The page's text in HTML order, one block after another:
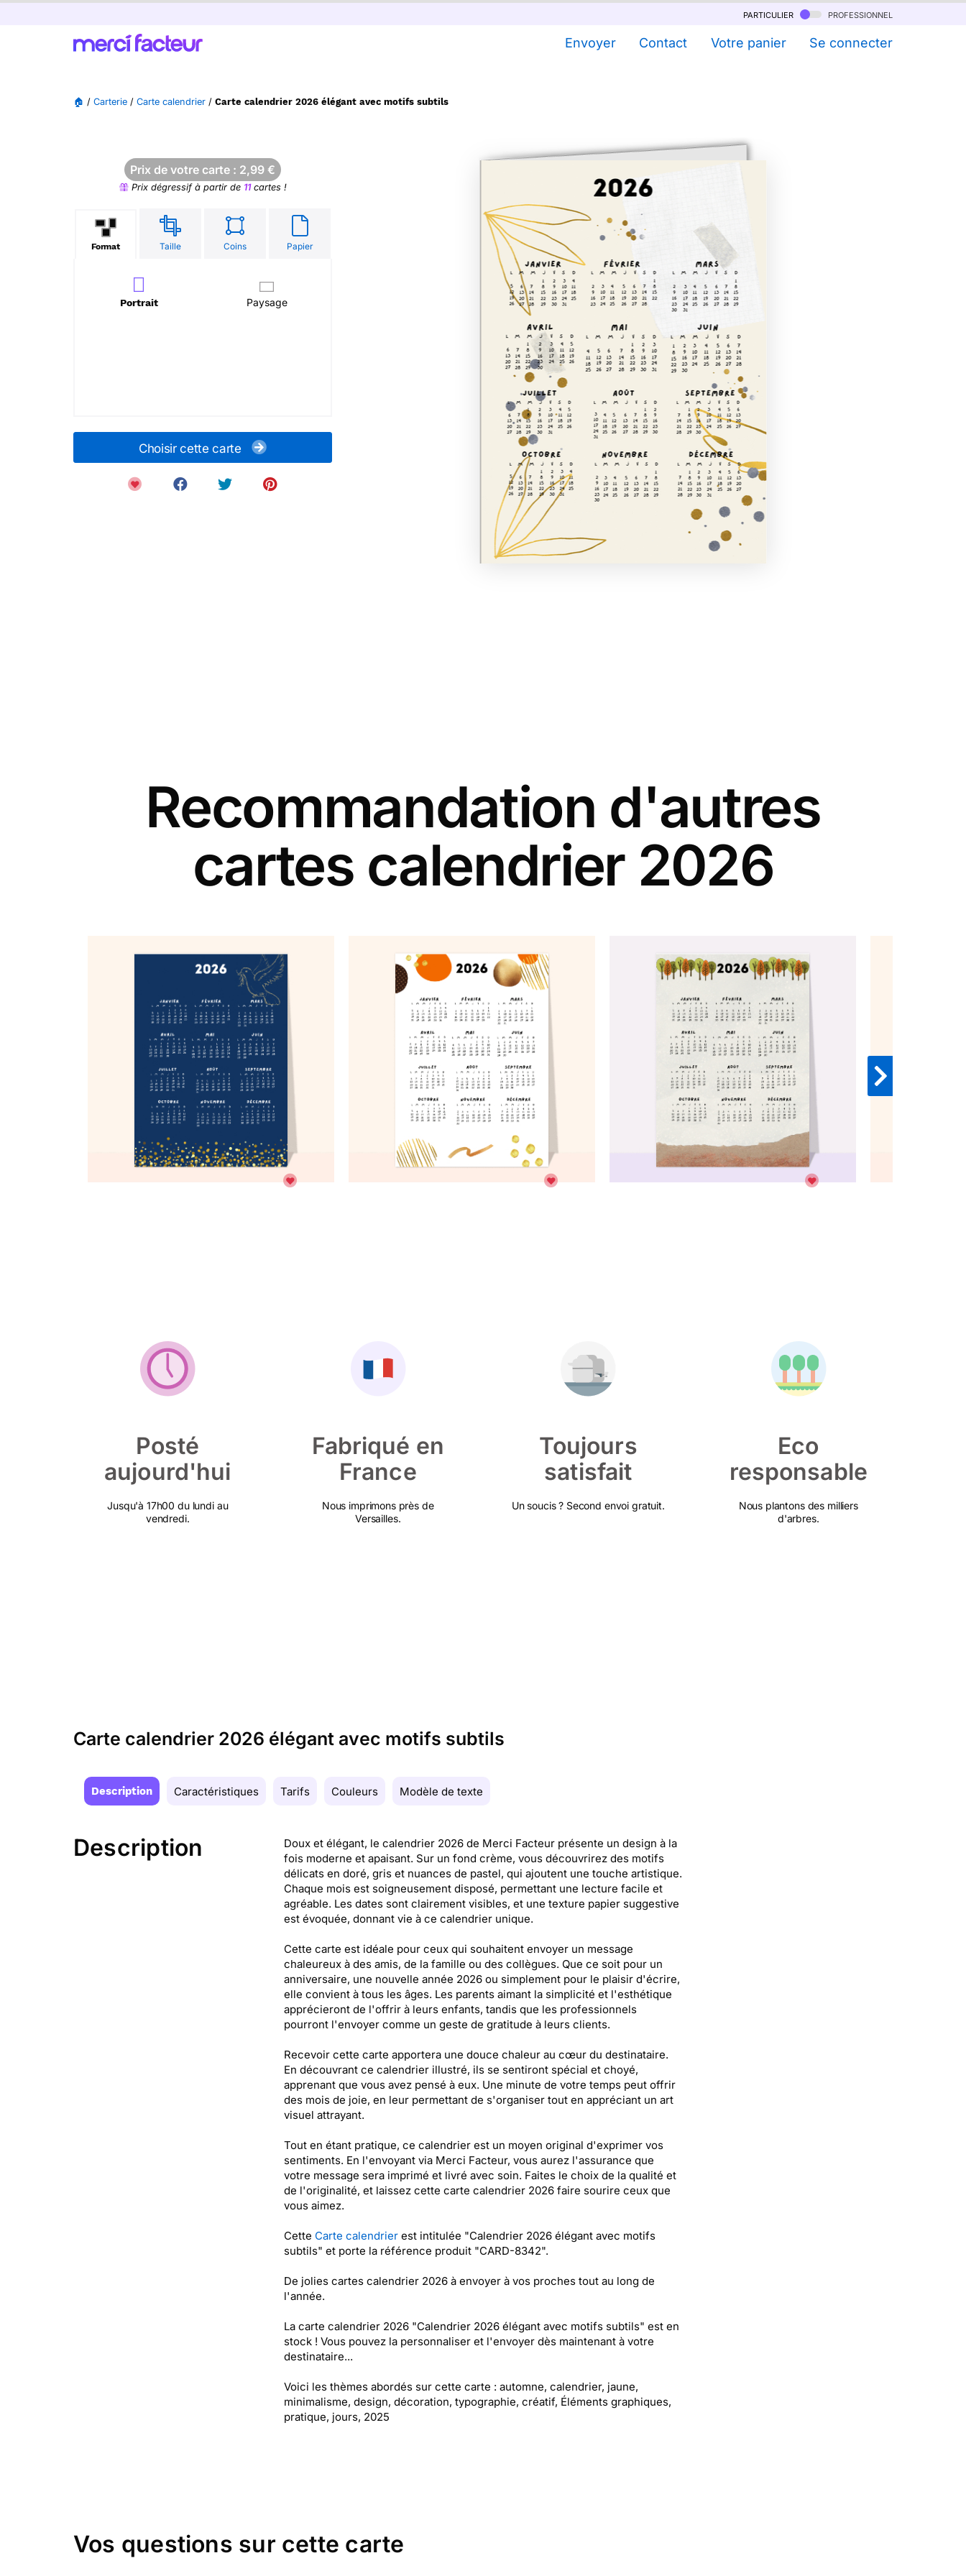
particulier professionnel
Envoyer Contact Votre panier Se connecter
🏠 / Carterie / Carte calendrier / Carte calendrier 2026 élégant avec motifs subtils
Prix de votre carte : 2,99 €
Prix dégressif à partir de 11cartes !
Format Taille Coins Papier
Portrait Paysage
Choisir cette carte
Recommandation d'autres
cartes calendrier 2026
Posté
aujourd'hui
Jusqu'à 17h00 du lundi au
vendredi.
Fabriqué en
France
Nous imprimons près de
Versailles.
Toujours
satisfait
Un soucis ? Second envoi gratuit.
Eco
responsable
Nous plantons des milliers
d'arbres.
Carte calendrier 2026 élégant avec motifs subtils
Description Caractéristiques Tarifs Couleurs Modèle de texte
Description
Doux et élégant, le calendrier 2026 de Merci Facteur présente un design à la
fois moderne et apaisant. Sur un fond crème, vous découvrirez des motifs
délicats en doré, gris et nuances de pastel, qui ajoutent une touche artistique.
Chaque mois est soigneusement disposé, permettant une lecture facile et
agréable. Les dates sont clairement visibles, et une texture papier suggestive
est évoquée, donnant vie à ce calendrier unique.
Cette carte est idéale pour ceux qui souhaitent envoyer un message
chaleureux à des amis, de la famille ou des collègues. Que ce soit pour un
anniversaire, une nouvelle année 2026 ou simplement pour le plaisir d'écrire,
elle convient à tous les âges. Les parents aimant la simplicité et l'esthétique
apprécieront de l'offrir à leurs enfants, tandis que les professionnels
pourront l'envoyer comme un geste de gratitude à leurs clients.
Recevoir cette carte apportera une douce chaleur au cœur du destinataire.
En découvrant ce calendrier illustré, ils se sentiront spécial et choyé,
apprenant que vous avez pensé à eux. Une minute de votre temps peut offrir
des mois de joie, en leur permettant de s'organiser tout en appréciant un art
visuel attrayant.
Tout en étant pratique, ce calendrier est un moyen original d'exprimer vos
sentiments. En l'envoyant via Merci Facteur, vous aurez l'assurance que
votre message sera imprimé et livré avec soin. Faites le choix de la qualité et
de l'originalité, et laissez cette carte calendrier 2026 faire sourire ceux que
vous aimez.
Cette Carte calendrierest intitulée "Calendrier 2026 élégant avec motifs
subtils" et porte la référence produit "CARD-8342".
De jolies cartes calendrier 2026 à envoyer à vos proches tout au long de
l'année.
La carte calendrier 2026 "Calendrier 2026 élégant avec motifs subtils" est en
stock ! Vous pouvez la personnaliser et l'envoyer dès maintenant à votre
destinataire...
Voici les thèmes abordés sur cette carte : automne, calendrier, jaune,
minimalisme, design, décoration, typographie, créatif, Éléments graphiques,
pratique, jours, 2025
Vos questions sur cette carte